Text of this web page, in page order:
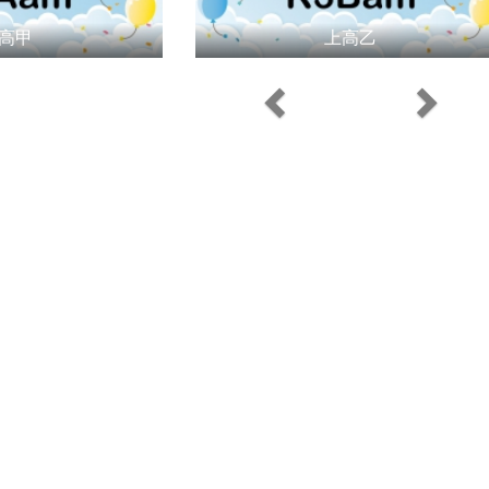
甲 上高乙
Previous Next